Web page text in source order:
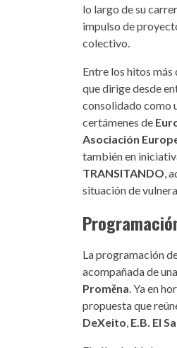
lo largo de su
impulso de
colectivo.
Entre los hitos
que dirige desde
consolidado como
certámenes de
Asociación
también en
TRANSITANDO ,
situación de
La programación
acompañada de
Proměna . Ya en
propuesta que
DeXeito E.B. El